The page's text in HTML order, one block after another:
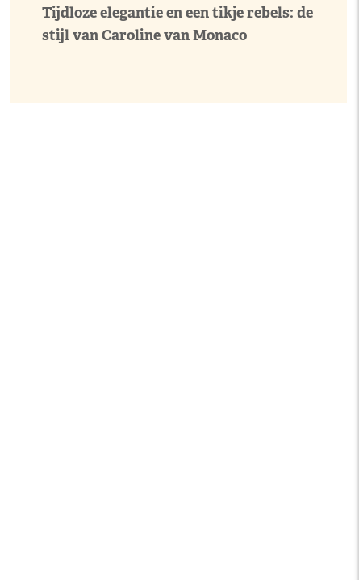
Tijdloze elegantie en een tikje rebels: de
stijl van Caroline van Monaco